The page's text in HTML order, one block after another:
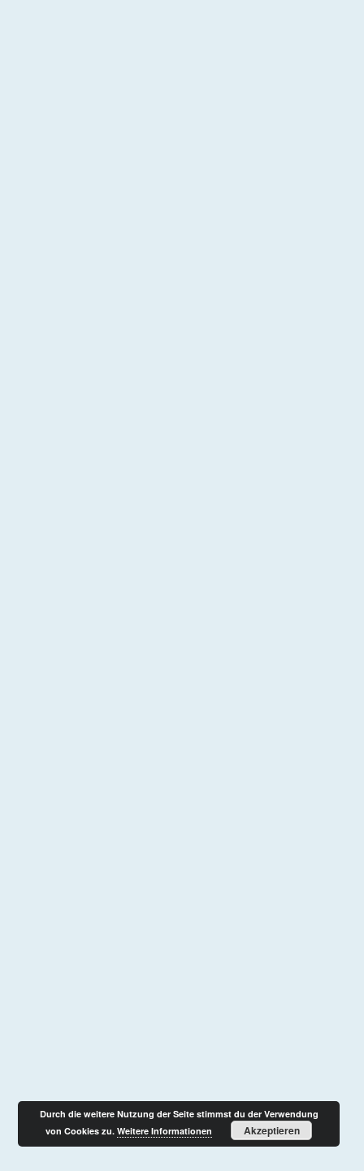
Durch die weitere Nutzung der Seite stimmst du der Verwendung
von Cookies zu.Weitere Informationen Akzeptieren